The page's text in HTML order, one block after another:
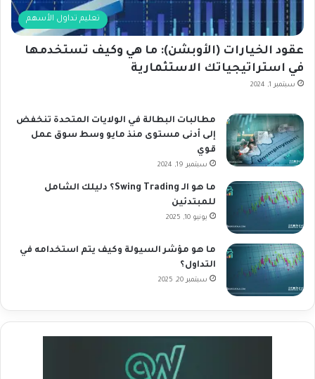
تعليم تداول الأسهم
عقود الخيارات (الأوبشن): ما هي وكيف تستخدمها
في استراتيجياتك الاستثمارية
سبتمبر 1, 2024
مطالبات البطالة في الولايات المتحدة تنخفض
إلى أدنى مستوى منذ مايو وسط سوق عمل
قوي
سبتمبر 19, 2024
ما هو الـ Swing Trading؟ دليلك الشامل
للمبتدئين
يونيو 10, 2025
ما هو مؤشر السيولة وكيف يتم استخدامه في
التداول؟
سبتمبر 20, 2025